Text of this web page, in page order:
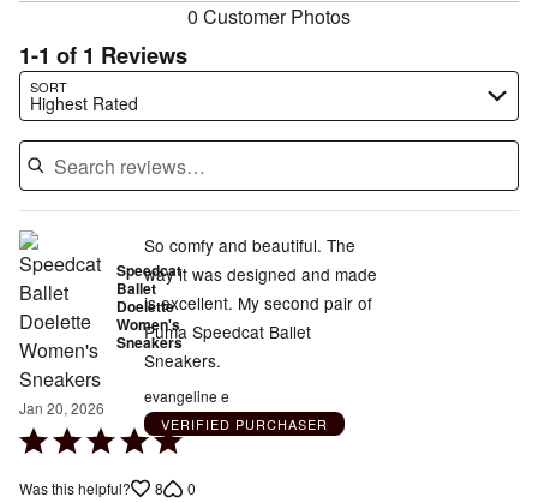
0 Customer Photos
1-1 of 1 Reviews
SORT
Highest Rated
Search reviews…
Speedcat
Ballet
Doelette
Women's
Sneakers
Jan 20, 2026
Rated
out
So comfy and beautiful. The
way it was designed and made
is excellent. My second pair of
Puma Speedcat Ballet
Sneakers.
evangeline e
VERIFIED PURCHASER
Was this helpful? 8 0